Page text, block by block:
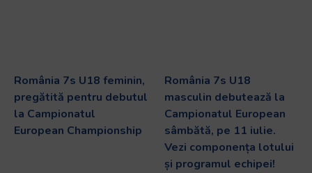
România 7s U18 feminin,
pregătită pentru debutul
la Campionatul
European Championship
România 7s U18
masculin debutează la
Campionatul European
sâmbătă, pe 11 iulie.
Vezi componența lotului
și programul echipei!